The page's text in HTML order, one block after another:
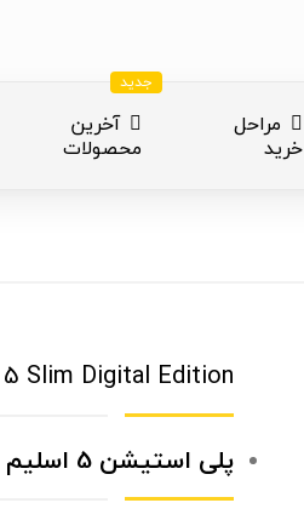
مراحل
خرید
آخرین
محصولات
جدید
Slim Digital Edition
پلی استیشن 5 اسلیم نسخه دیجیتال